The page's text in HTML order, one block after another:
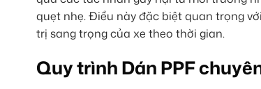
quẹt nhẹ. Điều này đặc biệt quan trọng
trị sang trọng của xe theo thời gian.
Quy trình Dán PPF